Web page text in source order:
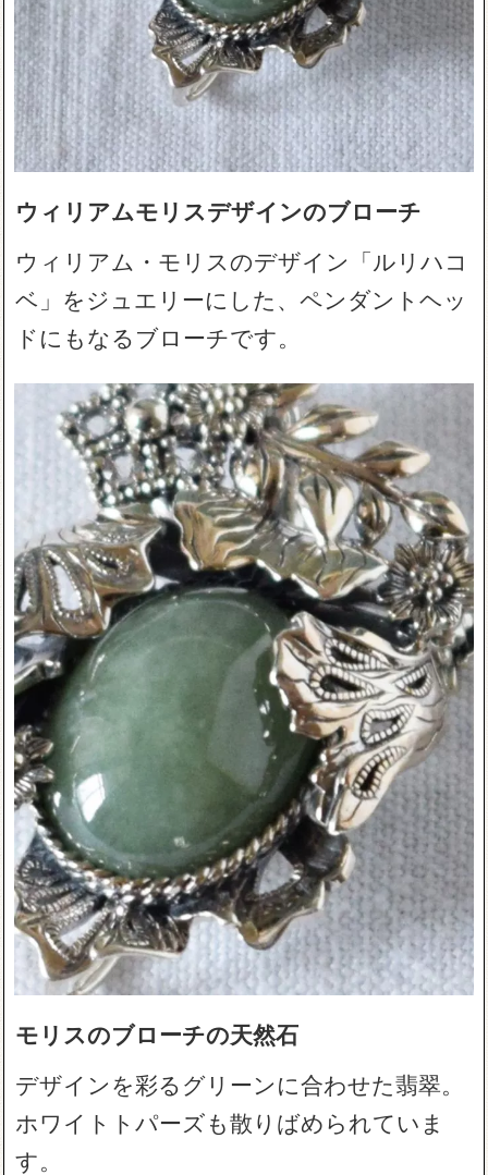
ウィリアムモリスデザインのブローチ
ウィリアム・モリスのデザイン「ルリハコ
ベ」をジュエリーにした、ペンダントヘッ
ドにもなるブローチです。
モリスのブローチの天然石
デザインを彩るグリーンに合わせた翡翠。
ホワイトトパーズも散りばめられていま
す。